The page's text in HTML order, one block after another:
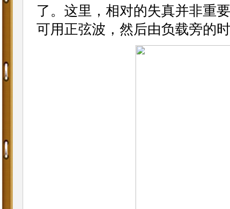
了。这里，相对的失真并非重
可用正弦波，然后由负载旁的